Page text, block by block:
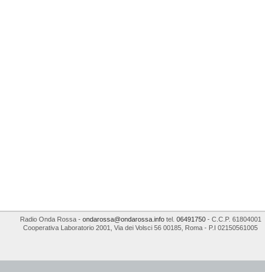
Radio Onda Rossa- ondarossa@ondarossa.infotel. 06491750- C.C.P. 61804001
Cooperativa Laboratorio 2001
Via dei Volsci 56 00185 Roma - P.I 02150561005